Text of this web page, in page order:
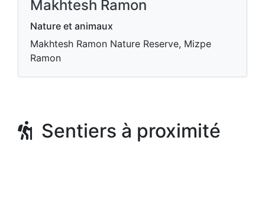
Makhtesh Ramon
Nature et animaux
Makhtesh Ramon Nature Reserve, Mizpe
Ramon
Sentiers à proximité